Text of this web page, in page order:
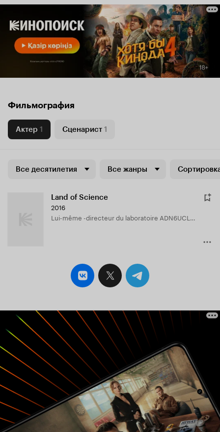
Фильмография
Актер 1 Сценарист 1
Все десятилетия Все жанры
Land of Science
2016
Lui-même -directeur du laboratoire ADN6UCLA (в титрах: Dr. Wayne Grody)